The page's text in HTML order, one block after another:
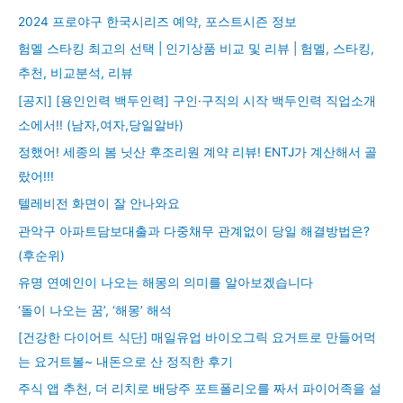
2024 프로야구 한국시리즈 예약, 포스트시즌 정보
험멜 스타킹 최고의 선택 | 인기상품 비교 및 리뷰 | 험멜, 스타킹,
추천, 비교분석, 리뷰
[공지] [용인인력 백두인력] 구인·구직의 시작 백두인력 직업소개
소에서!! (남자,여자,당일알바)
정했어! 세종의 봄 닛산 후조리원 계약 리뷰! ENTJ가 계산해서 골
랐어!!!
텔레비전 화면이 잘 안나와요
관악구 아파트담보대출과 다중채무 관계없이 당일 해결방법은?
(후순위)
유명 연예인이 나오는 해몽의 의미를 알아보겠습니다
‘돌이 나오는 꿈’, ‘해몽’ 해석
[건강한 다이어트 식단] 매일유업 바이오그릭 요거트로 만들어먹
는 요거트볼~ 내돈으로 산 정직한 후기
주식 앱 추천, 더 리치로 배당주 포트폴리오를 짜서 파이어족을 설